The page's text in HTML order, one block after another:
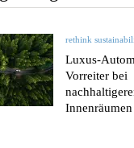
rethink
Luxus-
Vorreiter bei
Innenräumen